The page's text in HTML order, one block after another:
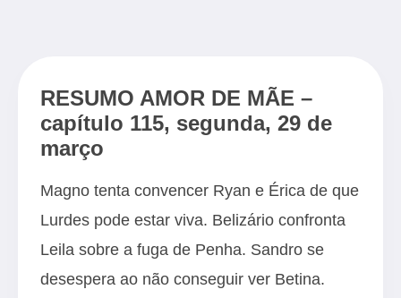
RESUMO AMOR DE MÃE –
capítulo 115, segunda, 29 de
março
Magno tenta convencer Ryan e Érica de que
Lurdes pode estar viva. Belizário confronta
Leila sobre a fuga de Penha. Sandro se
desespera ao não conseguir ver Betina.